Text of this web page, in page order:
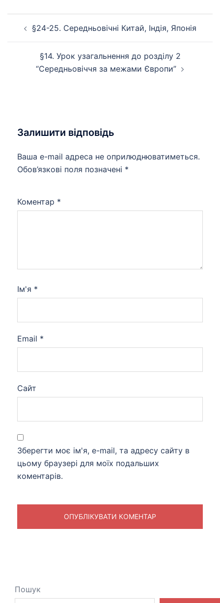
запису
§24-25. Середньовічні Китай, Індія, Японія
§14. Урок узагальнення до розділу 2
“Середньовіччя за межами Європи”
Залишити відповідь
Ваша e-mail адреса не оприлюднюватиметься.
Обов’язкові поля позначені *
Коментар *
Ім'я *
Email *
Сайт
Зберегти моє ім'я, e-mail, та адресу сайту в
цьому браузері для моїх подальших
коментарів.
Пошук